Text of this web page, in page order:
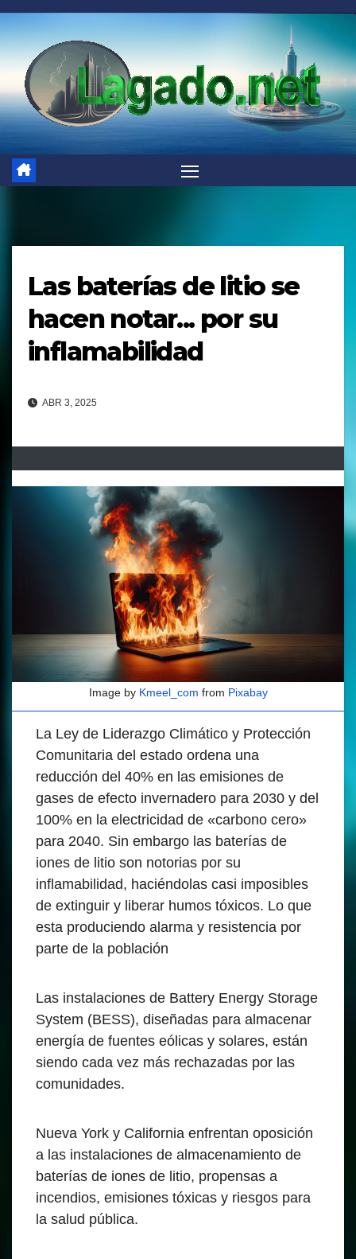
Saltar
al
contenido
Las baterías de litio se
hacen notar... por su
inflamabilidad
ABR 3, 2025
Image by Kmeel_com from Pixabay
La Ley de Liderazgo Climático y Protección
Comunitaria del estado ordena una
reducción del 40% en las emisiones de
gases de efecto invernadero para 2030 y del
100% en la electricidad de «carbono cero»
para 2040. Sin embargo las baterías de
iones de litio son notorias por su
inflamabilidad, haciéndolas casi imposibles
de extinguir y liberar humos tóxicos. Lo que
esta produciendo alarma y resistencia por
parte de la población
Las instalaciones de Battery Energy Storage
System (BESS), diseñadas para almacenar
energía de fuentes eólicas y solares, están
siendo cada vez más rechazadas por las
comunidades.
Nueva York y California enfrentan oposición
a las instalaciones de almacenamiento de
baterías de iones de litio, propensas a
incendios, emisiones tóxicas y riesgos para
la salud pública.